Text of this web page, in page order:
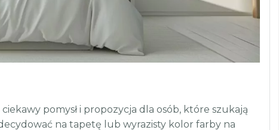
pomysł i propozycja dla osób, które szukają
na tapetę lub wyrazisty kolor farby na